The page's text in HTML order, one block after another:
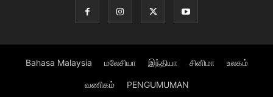
Bahasa Malaysia மலேசியா இந்தியா சினிமா உலகம்
வணிகம் PENGUMUMAN